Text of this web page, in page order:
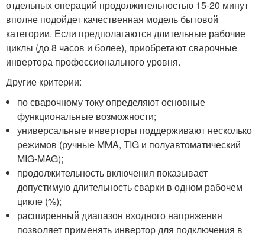
отдельных операций продолжительностью 15-20 минут
вполне подойдет качественная модель бытовой
категории. Если предполагаются длительные рабочие
циклы (до 8 часов и более), приобретают сварочные
инвертора профессионального уровня.
Другие критерии:
по сварочному току определяют основные
функциональные возможности;
универсальные инверторы поддерживают несколько
режимов (ручные MMA, TIG и полуавтоматический
MIG-MAG);
продолжительность включения показывает
допустимую длительность сварки в одном рабочем
цикле (%);
расширенный диапазон входного напряжения
позволяет применять инвертор для подключения в